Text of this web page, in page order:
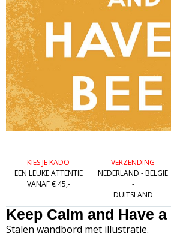
KIES JE KADO
EEN LEUKE ATTENTIE
VANAF € 45,-
VERZENDING
NEDERLAND - BELGIE
-
DUITSLAND
Keep Calm and Have
Stalen wandbord met illustratie.